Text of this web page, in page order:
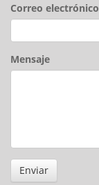
Correo electrónico
Mensaje
Enviar